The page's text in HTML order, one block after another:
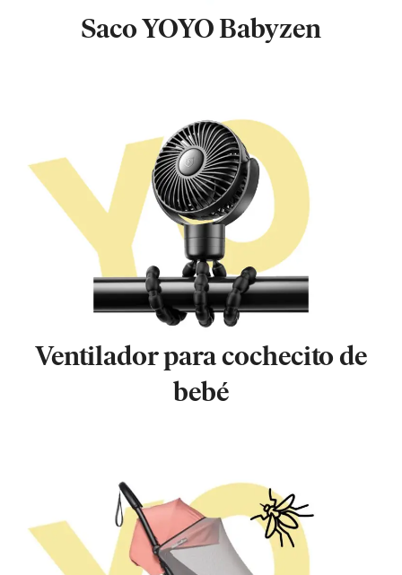
Saco YOYO Babyzen
Ventilador para cochecito de
bebé